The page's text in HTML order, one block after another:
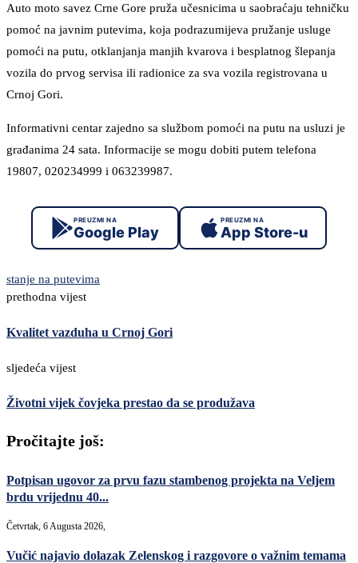
Auto moto savez Crne Gore pruža učesnicima u saobraćaju tehničku
pomoć na javnim putevima, koja podrazumijeva pružanje usluge
pomoći na putu, otklanjanja manjih kvarova i besplatnog šlepanja
vozila do prvog servisa ili radionice za sva vozila registrovana u
Crnoj Gori.
Informativni centar zajedno sa službom pomoći na putu na usluzi je
građanima 24 sata. Informacije se mogu dobiti putem telefona
19807, 020234999 i 063239987.
PREUZMI NA
Google Play
PREUZMI NA
App Store-u
stanje na putevima
prethodna vijest
Kvalitet vazduha u Crnoj Gori
sljedeća vijest
Životni vijek čovjeka prestao da se produžava
Pročitajte još:
Potpisan ugovor za prvu fazu stambenog projekta na Veljem
brdu vrijednu 40...
Četvrtak, 6 Augusta 2026,
Vučić najavio dolazak Zelenskog i razgovore o važnim temama